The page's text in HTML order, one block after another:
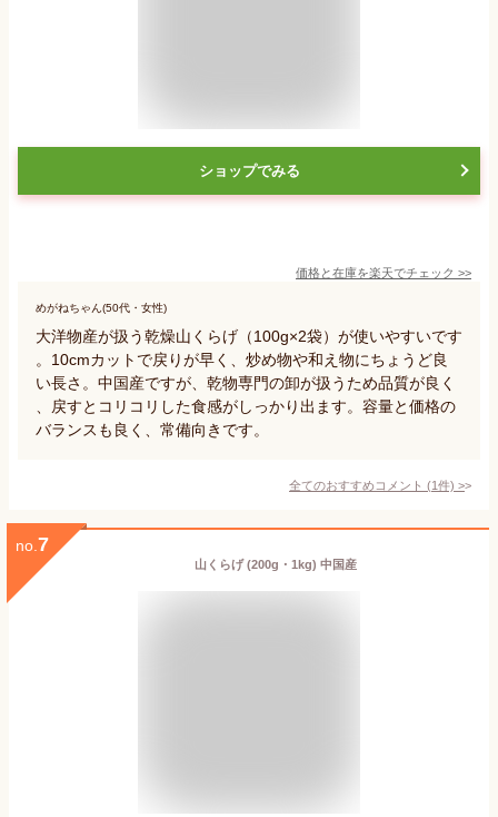
ショップでみる
価格と在庫を楽天でチェック >>
めがねちゃん(50代・女性)
大洋物産が扱う乾燥山くらげ（100g×2袋）が使いやすいです
。10cmカットで戻りが早く、炒め物や和え物にちょうど良
い長さ。中国産ですが、乾物専門の卸が扱うため品質が良く
、戻すとコリコリした食感がしっかり出ます。容量と価格の
バランスも良く、常備向きです。
全てのおすすめコメント (1件) >
no. 7
山くらげ (200g・1kg) 中国産